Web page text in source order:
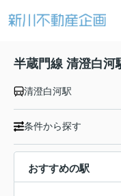
半蔵門線 清澄白河
清澄白河駅
条件から探す
おすすめの駅